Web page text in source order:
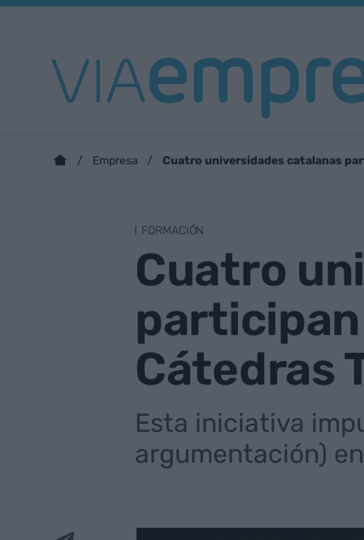
Empresa Cuatro universidades catalanas
FORMACIÓN
Cuatro
Cátedras
Esta iniciativa
argumentación)